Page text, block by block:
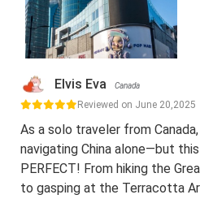
Elvis Eva Canada
Reviewed on June 20,2025
As a solo traveler from
navigating China alone—but
PERFECT! From hiking the
to gasping at the Terracotta